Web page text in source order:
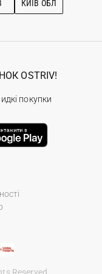
КИЇВ ОБЛ
OSTRIV!
покупки